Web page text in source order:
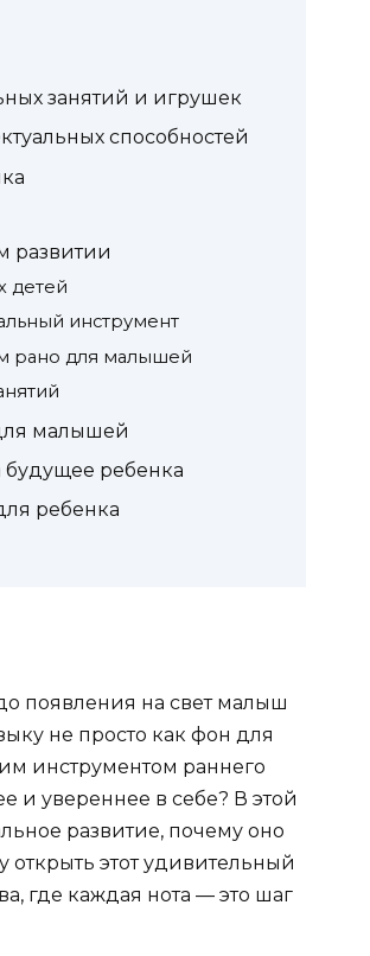
занятий и игрушек
способностей
развитии
детей
инструмент
рано для малышей
малышей
будущее ребенка
ребенка
появления на свет малыш
не просто как фон для
инструментом раннего
и увереннее в себе? В этой
развитие, почему оно
этот удивительный
где каждая нота — это шаг